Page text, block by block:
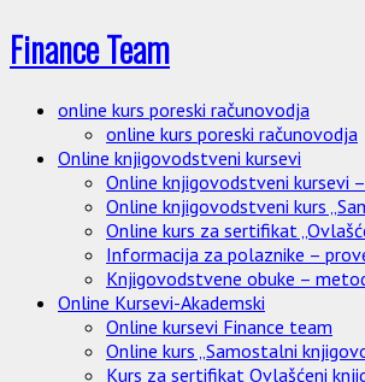
Finance Team
online kurs poreski računovodja
online kurs poreski računovodja
Online knjigovodstveni kursevi
Online knjigovodstveni kursevi
Online knjigovodstveni kurs
Online kurs za sertifikat
Informacija za polaznike –
Knjigovodstvene obuke –
Online Kursevi-Akademski
Online kursevi Finance team
Online kurs „Samostalni
Kurs za sertifikat Ovlašćeni